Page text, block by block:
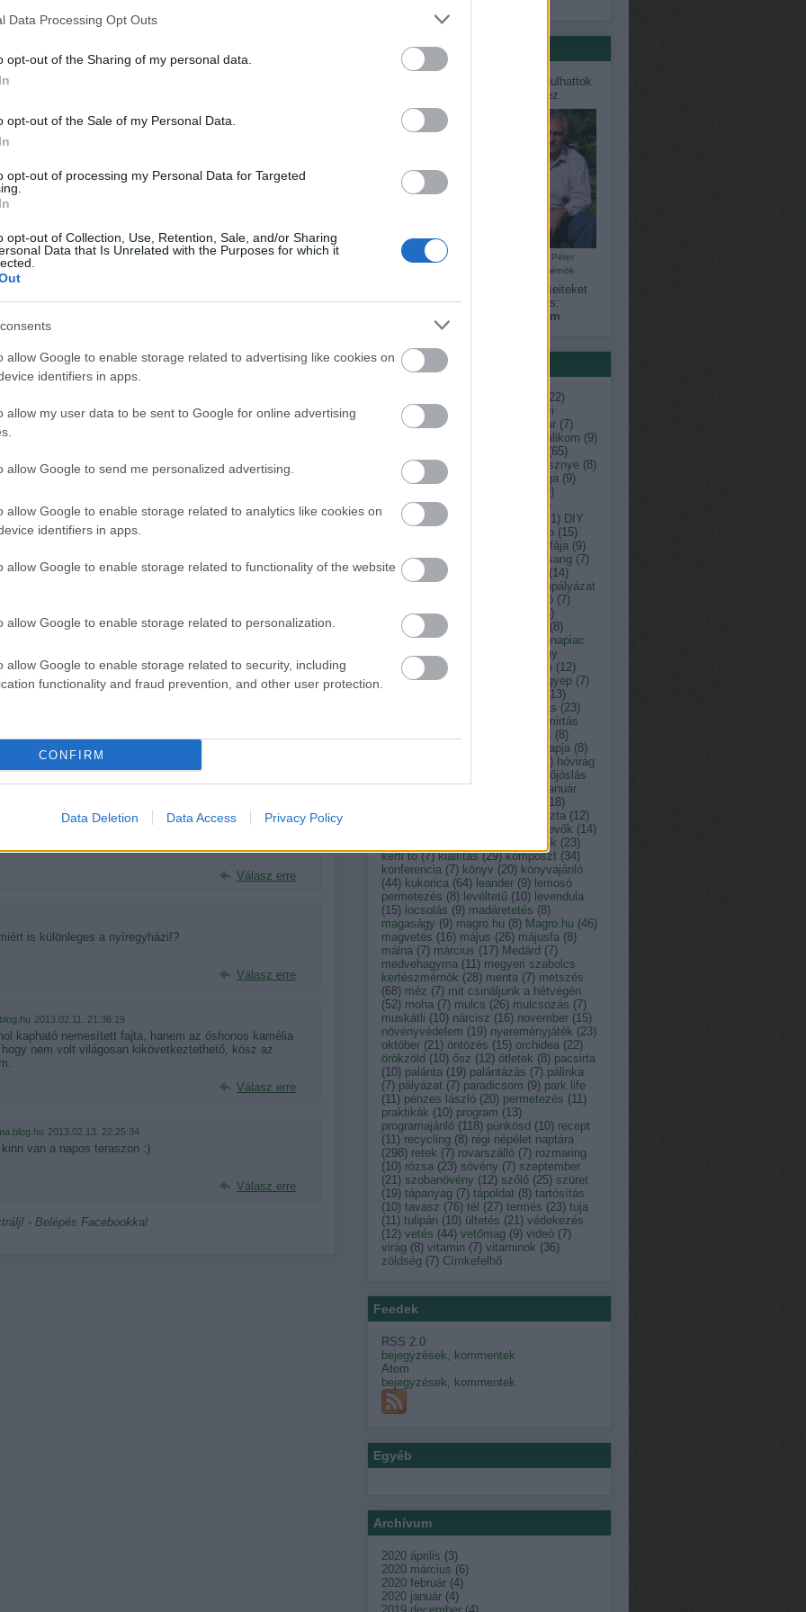
Data Processing Opt Outs
opt-out of the Sharing of my personal data.
opt-out of the Sale of my Personal Data.
opt-out of processing my Personal Data for Targeted
opt-out of Collection, Use, Retention, Sale, and/or Sharing
Data that Is Unrelated with the Purposes for which it
allow Google to enable storage related to advertising like cookies on
identifiers in apps.
allow my user data to be sent to Google for online advertising
allow Google to send me personalized advertising.
allow Google to enable storage related to analytics like cookies on
identifiers in apps.
allow Google to enable storage related to functionality of the website
allow Google to enable storage related to personalization.
allow Google to enable storage related to security, including
functionality and fraud prevention, and other user protection.
CONFIRM
Data Deletion Data Access Privacy Policy
kaméliával töltötte meg a házát. A tüdőbaj azonban
a regény nyomán Verdi a La Traviata-val örök emléket
nemesített kaméliák valamelyike, hanem az Ázsiában
éve ad otthont a Hollandiából érkezett növénynek, mely
viszont már minden évben várható, hogy kibontja telt
cserje
a
tartalomnak minősülnek, értük a szolgáltatás technikai
üzemeltetője semmilyen felelősséget nem
Részletek aFelhasználási feltételekbenés az adatvédelmi tájékoztatóban.
virágzott. Évek óta viszont 10C-n tölti az egész telet és
a melegebbre, rögtön eldobja őket.
2013.02.11. 20:37:13
Válasz erre
is különleges a nyíregyházi!?
Válasz erre
2013.02.11. 21:36:19
kapható nemesített fajta, hanem az őshonos kamélia
nem volt világosan kikövetkeztethető, kösz az
Válasz erre
2013.02.13. 22:25:34
van a napos teraszon :)
Válasz erre
! ‐ Belépés Facebookkal
Szakértőink
Kérdésekkel, problémákkal fordulhattok
közvetlenül szakértőinkhez:
Bálint Károly
Czauner Péter
kertészmérnök
Vagy észrevételeiteket, kérdéseiteket
megoszthatjátok velünk is:
kapanyelinfo@gmail.com
Címkék
22)
aratás
(13 arborétum
ásványi
anyagok
33) avar (7)
bazsalikom (9)
(65)
citromfű
) citrusfélék cseresznye (8)
cseresznyefa
csiga (9)
19)
czauner péter
)
december
15 21) DIY
dologtiltó nap (15)
év fája (9)
fagy (11) fagyosszentek farsang (7)
faültetés
február (14)
fitofriday (7)
fotópályázat
fűnyíró (7)
fűszerkert (10 36)
fűszernövények
(8)
Füvészkert
gabonapiac
Gardenexpo
gazdasszony
tanácsai
gépek gesztenye (12)
gomba (8) gombabetegség gyep (7)
13)
gyógyhatás (23)
gyomirtás
hagymások (8)
halottak napja (8)
) hóvirág
időjóslás
(7) immunerősítő
január
18)
káposzta (12)
kártevők (14)
kerti munkák (23)
kerti tó (7) kiállítás (29) komposzt (34)
konferencia (7) könyv (20) könyvajánló
(44) kukorica (64) leander (9) lemosó
permetezés (8) levéltetű (10) levendula
(15) locsolás (9) madáretetés (8)
magaságy (9) magro.hu (8) Magro.hu (46)
magvetés (16) május (26) májusfa (8)
málna (7) március (17) Medárd (7)
medvehagyma (11) megyeri szabolcs
kertészmérnök (28) menta (7) metszés
(68) méz (7) mit csináljunk a hétvégén
(52) moha (7) mulcs (26) mulcsozás (7)
muskátli (10) nárcisz (16) november (15)
növényvédelem (19) nyereményjáték (23)
október (21) öntözés (15) orchidea (22)
örökzöld (10) ősz (12) ötletek (8) pacsirta
(10) palánta (19) palántázás (7) pálinka
(7) pályázat (7) paradicsom (9) park life
(11) pénzes lászló (20) permetezés (11)
praktikák (10) program (13)
programajánló (118) pünkösd (10) recept
(11) recycling (8) régi népélet naptára
(298) retek (7) rovarszálló (7) rozmaring
(10) rózsa (23) sövény (7) szeptember
(21) szobanövény (12) szőlő (25) szüret
(19) tápanyag (7) tápoldat (8) tartósítás
(10) tavasz (76) tél (27) termés (23) tuja
(11) tulipán (10) ültetés (21) védekezés
(12) vetés (44) vetőmag (9) videó (7)
virág (8) vitamin (7) vitaminok (36)
zöldség (7) Címkefelhő
Feedek
RSS 2.0
bejegyzések, kommentek
Atom
bejegyzések, kommentek
Egyéb
Archívum
2020 április (3)
2020 március (6)
2020 február (4)
2020 január (4)